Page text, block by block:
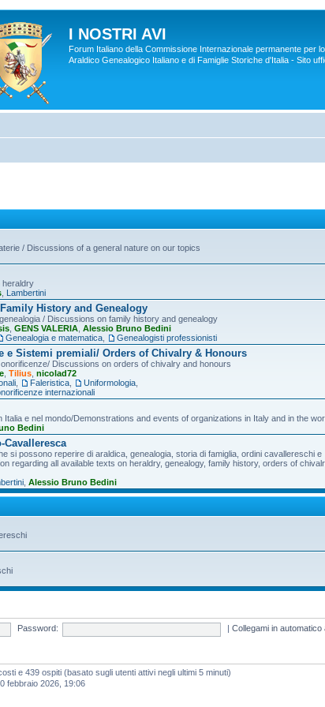
I NOSTRI AVI
Forum Italiano della Commissione Internazionale permanente per
Araldico Genealogico Italiano e di Famiglie Storiche d'Italia - Sito
/ Discussions of a general nature on our topics
heraldry
Lambertini
History and Genealogy
/ Discussions on family history and genealogy
GENS VALERIA Alessio Bruno Bedini
Genealogia e matematica Genealogisti professionisti
e Sistemi premiali/ Orders of Chivalry & Honours
Discussions on orders of chivalry and honours
Tilius nicolad72
Faleristica Uniformologia
internazionali
Italia e nel mondo/Demonstrations and events of organizations in Italy and in the
Bedini
si possono reperire di araldica, genealogia, storia di famiglia, ordini cavallereschi e
regarding all available texts on heraldry, genealogy, family history, orders of
Alessio Bruno Bedini
Password: |Collegami in
e 439 ospiti (basato sugli utenti attivi negli ultimi 5 minuti)
febbraio 2026, 19:06